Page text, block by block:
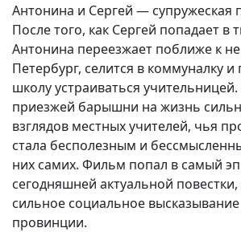
Антонина и Сергей — супружеская
После того, как Сергей попадает в
Антонина переезжает поближе к
Петербург, селится в коммуналку и
школу устраиваться
приезжей барышни на жизнь
взглядов местных учителей, чья
стала бесполезным и
них самих. Фильм попал в самый
сегодняшней актуальной
сильное социальное
провинции.